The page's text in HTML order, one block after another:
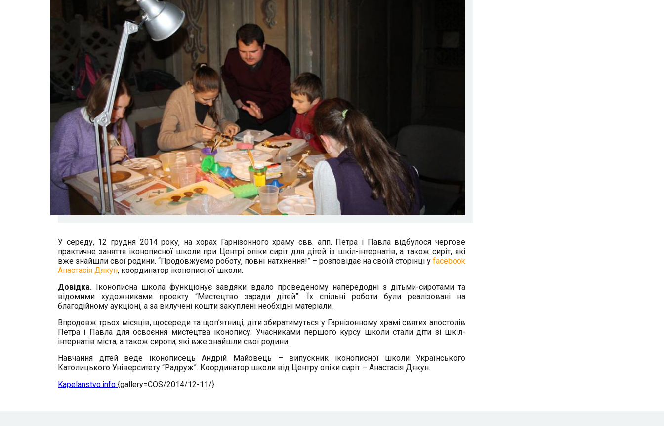
У середу, 12 грудня 2014 року, на хорах Гарнізонного храму свв. апп. Петра і Павла відбулося чергове
практичне заняття іконописної школи при Центрі опіки сиріт для дітей із шкіл-інтернатів, а також сиріт, які
вже знайшли свої родини. “Продовжуємо роботу, повні натхнення!” – розповідає на своїй сторінці у facebook
Анастасія Дякун, координатор іконописної школи.
Довідка. Іконописна школа функціонує завдяки вдало проведеному напередодні з дітьми-сиротами та
відомими художниками проекту “Мистецтво заради дітей”. Їх спільні роботи були реалізовані на
благодійному аукціоні, а за вилучені кошти закуплені необхідні матеріали.
Впродовж трьох місяців, щосереди та щоп’ятниці, діти збиратимуться у Гарнізонному храмі святих апостолів
Петра і Павла для освоєння мистецтва іконопису. Учасниками першого курсу школи стали діти зі шкіл-
інтернатів міста, а також сироти, які вже знайшли свої родини.
Навчання дітей веде іконописець Андрій Майовець – випускник іконописної школи Українського
Католицького Університету “Радруж”. Координатор школи від Центру опіки сиріт – Анастасія Дякун.
Kapelanstvo.info {gallery=COS/2014/12-11/}